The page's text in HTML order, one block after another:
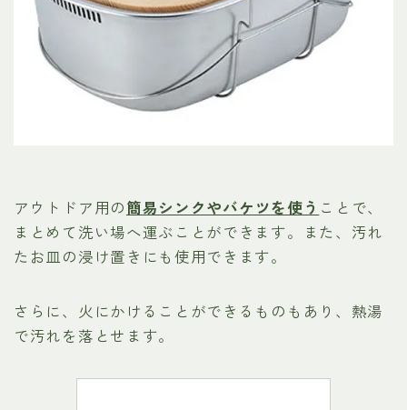
アウトドア用の簡易シンクやバケツを使う ことで、
まとめて洗い場へ運ぶことができます。また、汚れ
たお皿の浸け置きにも使用できます。
さらに、火にかけることができるものもあり、熱湯
で汚れを落とせます。